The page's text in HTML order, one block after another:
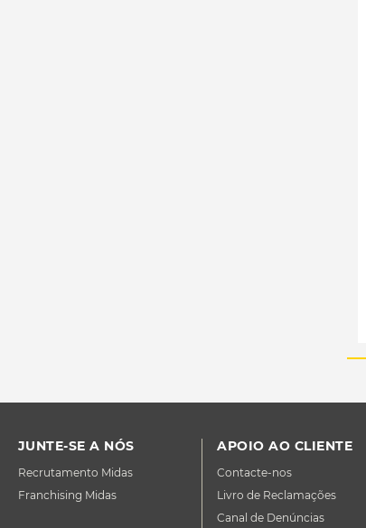
JUNTE-SE A NÓS
Recrutamento Midas
Franchising Midas
APOIO AO CLIENTE
Contacte-nos
Livro de Reclamações
Canal de Denúncias